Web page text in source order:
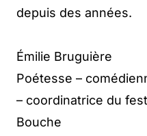
depuis des années.
Émilie Bruguière
Poétesse –
– coordinatrice du
Bouche